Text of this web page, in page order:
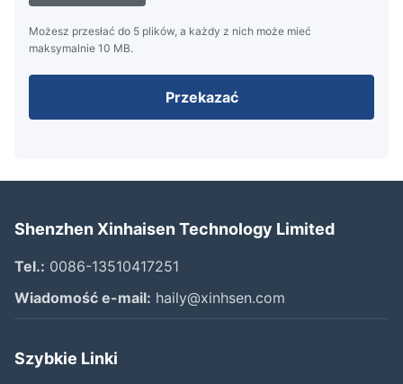
Możesz przesłać do 5 plików, a każdy z nich może mieć
maksymalnie 10 MB.
Przekazać
Shenzhen Xinhaisen Technology Limited
Tel.: 0086-13510417251
Wiadomość e-mail: haily@xinhsen.com
Szybkie Linki